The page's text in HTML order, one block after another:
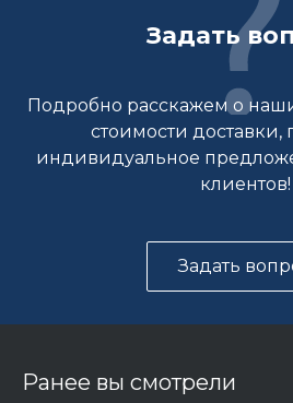
Задать
Подробно расскажем о
стоимости доставки,
индивидуальное
клиентов!
Задать
Ранее вы смотрели